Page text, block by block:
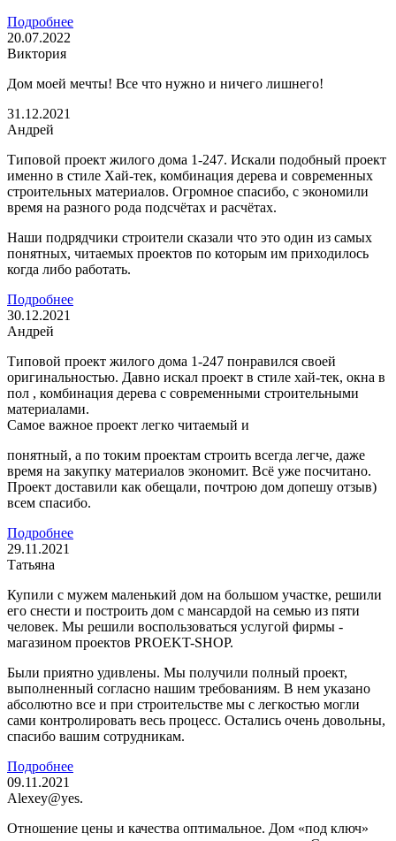
Подробнее
20.07.2022
Виктория
Дом моей мечты! Все что нужно и ничего лишнего!
31.12.2021
Андрей
Типовой проект жилого дома 1-247. Искали подобный проект
именно в стиле Хай-тек, комбинация дерева и современных
строительных материалов. Огромное спасибо, с экономили
время на разного рода подсчётах и расчётах.
Наши подрядчики строители сказали что это один из самых
понятных, читаемых проектов по которым им приходилось
когда либо работать.
Подробнее
30.12.2021
Андрей
Типовой проект жилого дома 1-247 понравился своей
оригинальностью. Давно искал проект в стиле хай-тек, окна в
пол , комбинация дерева с современными строительными
материалами.
Самое важное проект легко читаемый и
понятный, а по токим проектам строить всегда легче, даже
время на закупку материалов экономит. Всё уже посчитано.
Проект доставили как обещали, почтрою дом допешу отзыв)
всем спасибо.
Подробнее
29.11.2021
Татьяна
Купили с мужем маленький дом на большом участке, решили
его снести и построить дом с мансардой на семью из пяти
человек. Мы решили воспользоваться услугой фирмы -
магазином проектов PROEKT-SHOP.
Были приятно удивлены. Мы получили полный проект,
выполненный согласно нашим требованиям. В нем указано
абсолютно все и при строительстве мы с легкостью могли
сами контролировать весь процесс. Остались очень довольны,
спасибо вашим сотрудникам.
Подробнее
09.11.2021
Alexey@yes.
Отношение цены и качества оптимальное. Дом «под ключ»